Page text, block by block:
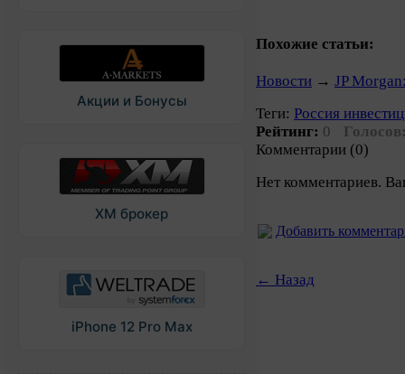
Акции и Бонусы
XM брокер
iPhone 12 Pro Max
Похожие статьи:
Новости → JP
Теги: Россия
Рейтинг: 0
Комментарии (0)
Нет комментариев.
Добавить
← Назад